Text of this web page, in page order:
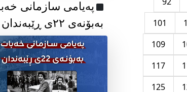
101
109
117
125
پەیامی سازمانی
بەبۆنەی ۲۲ی ڕێبەندان